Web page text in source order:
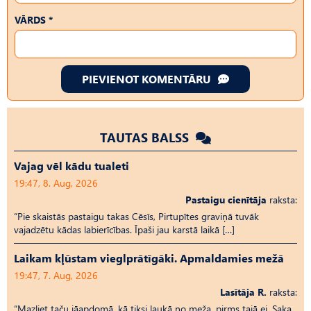
VĀRDS *
PIEVIENOT KOMENTĀRU
TAUTAS BALSS
Vajag vēl kādu tualeti
19:47, 8. Aug, 2026
Pastaigu cienītāja raksta:
“Pie skaistās pastaigu takas Cēsīs, Pirtupītes graviņā tuvāk
vajadzētu kādas labierīcības. Īpaši jau karstā laikā […]
Laikam kļūstam vieglprātīgāki. Apmaldamies mežā
19:47, 7. Aug, 2026
Lasītāja R. raksta: